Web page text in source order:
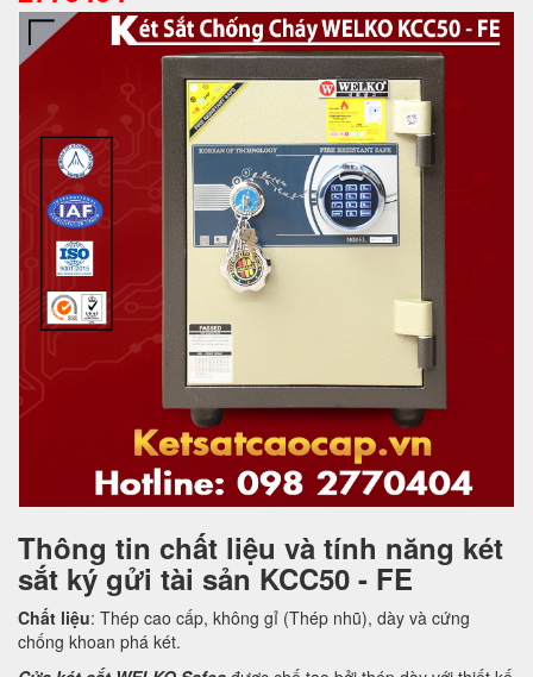
Thông tin chất liệu và tính năng két
sắt ký gửi tài sản KCC50 - FE
Chất liệu: Thép cao cấp, không gỉ (Thép nhũ), dày và cứng
chống khoan phá két.